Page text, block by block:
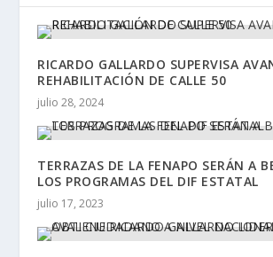
RICARDO GALLARDO SUPERVISA
REHABILITACIÓN DE CALLE 50
julio 28, 2024
TERRAZAS DE LA FENAPO SERÁN A
LOS PROGRAMAS DEL DIF ESTATAL
julio 17, 2023